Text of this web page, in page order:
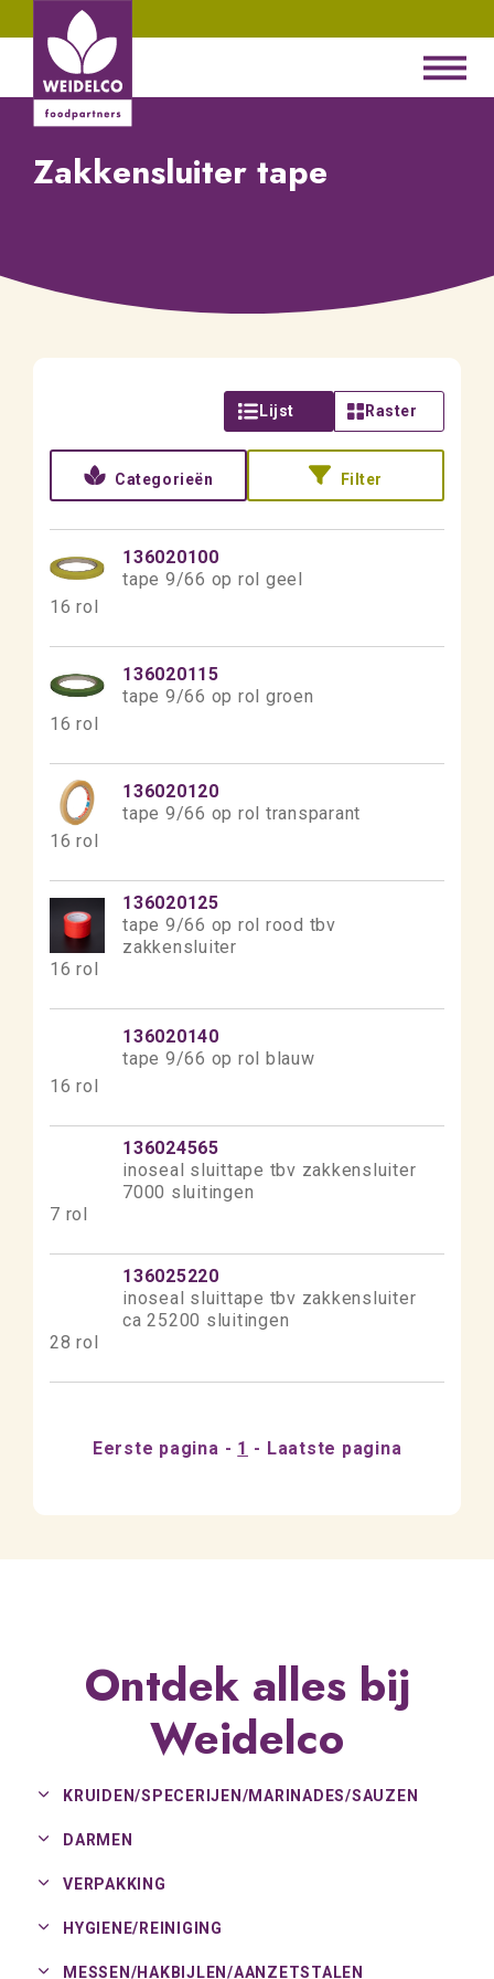
Zakkensluiter tape
Lijst Raster
Categorieën Filter
136020100
tape 9/66 op rol geel
16 rol
136020115
tape 9/66 op rol groen
16 rol
136020120
tape 9/66 op rol transparant
16 rol
136020125
tape 9/66 op rol rood tbv
zakkensluiter
16 rol
136020140
tape 9/66 op rol blauw
16 rol
136024565
inoseal sluittape tbv zakkensluiter
7000 sluitingen
7 rol
136025220
inoseal sluittape tbv zakkensluiter
ca 25200 sluitingen
28 rol
Eerste pagina 1 Laatste pagina
Ontdek alles bij
Weidelco
KRUIDEN/SPECERIJEN/MARINADES/SAUZEN
DARMEN
VERPAKKING
HYGIENE/ REINIGING
MESSEN/HAKBIJLEN/AANZETSTALEN